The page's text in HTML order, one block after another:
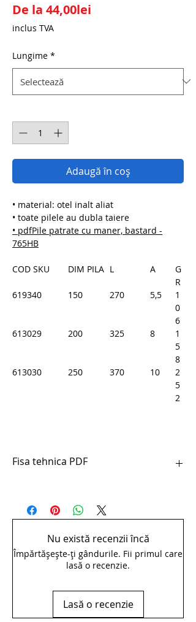
De la 44,00lei
inclus TVA
Lungime *
Adaugă în coș
• material: otel inalt aliat
• toate pilele au dubla taiere
• pdfPile patrate cu maner, bastard -
765HB
COD SKU DIM PILA L A
G
R
619340
150 270 5,5
1
0
6
613029
200 325 8
1
5
8
613030
250 370 10
2
5
2
Fisa tehnica PDF
Nu există recenzii încă
Împărtășește-ți gândurile. Fii primul care
lasă o recenzie.
Lasă o recenzie